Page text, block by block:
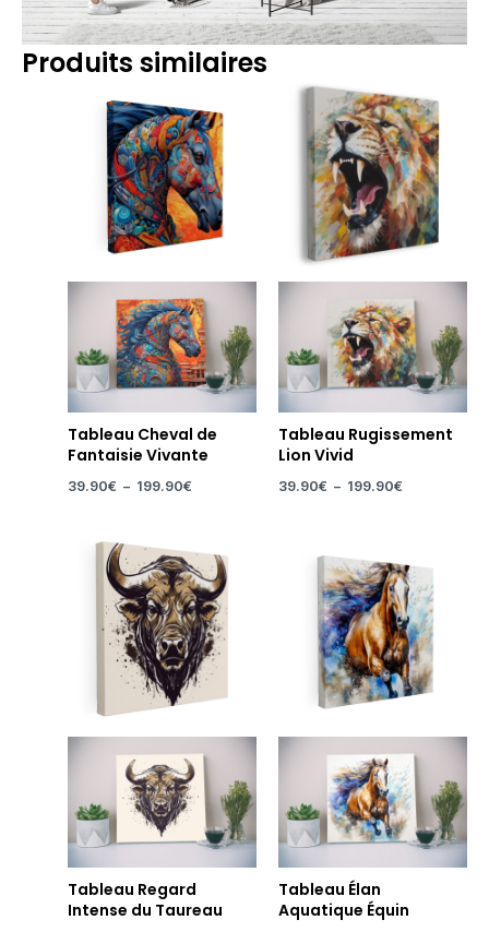
Produits similaires
Tableau Cheval de
Fantaisie Vivante
39.90€ – 199.90€
prix :
39.90€
à
199.90€
Tableau Rugissement
Lion Vivid
39.90€ – 199.90€
de
prix :
39.90€
à
199.90€
Tableau Regard
Intense du Taureau
de
prix :
39.90€
à
199.90€
Tableau Élan
Aquatique Équin
prix :
39.90€
à
199.90€